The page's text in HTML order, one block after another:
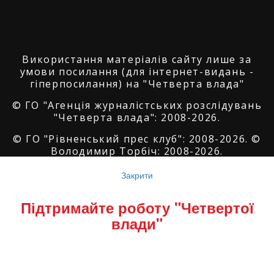
Використання матеріалів сайту лише за
умови посилання (для інтернет-видань -
гіперпосилання) на "Четверта влада"
© ГО "Агенція журналістських розслідувань
"Четверта влада": 2008-2026.
© ГО "Рівненський прес клуб": 2008-2026. ©
Володимир Торбіч: 2008-2026.
SoftGroup
Reserved
Закрити
Підтримайте роботу "Четвертої
влади"